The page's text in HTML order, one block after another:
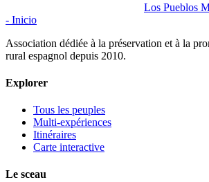
Los Pueblos
- Inicio
Association dédiée à la préservation et à la
rural espagnol depuis 2010.
Explorer
Tous les peuples
Multi-expériences
Itinéraires
Carte interactive
Le sceau